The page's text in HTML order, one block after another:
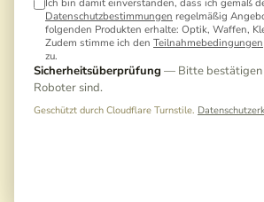
Datenschutzbestimmungen regelmäßig
folgenden Produkten erhalte: Optik, Waffen,
Zudem stimme ich den Teilnahmebedingungen
zu.
Sicherheitsüberprüfung — Bitte bestätigen
Roboter sind.
Geschützt durch Cloudflare Turnstile.